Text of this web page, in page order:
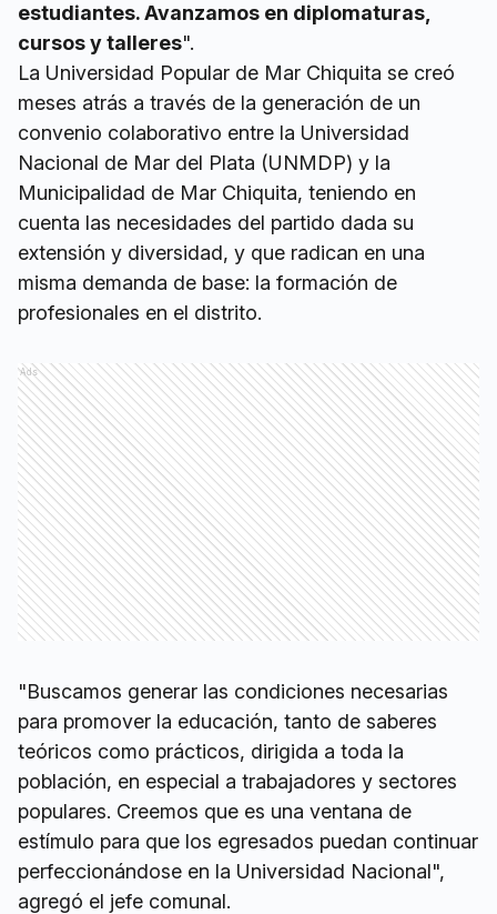
estudiantes. Avanzamos en diplomaturas,
cursos y talleres".
La Universidad Popular de Mar Chiquita se creó
meses atrás a través de la generación de un
convenio colaborativo entre la Universidad
Nacional de Mar del Plata (UNMDP) y la
Municipalidad de Mar Chiquita, teniendo en
cuenta las necesidades del partido dada su
extensión y diversidad, y que radican en una
misma demanda de base: la formación de
profesionales en el distrito.
Ads
"Buscamos generar las condiciones necesarias
para promover la educación, tanto de saberes
teóricos como prácticos, dirigida a toda la
población, en especial a trabajadores y sectores
populares. Creemos que es una ventana de
estímulo para que los egresados puedan continuar
perfeccionándose en la Universidad Nacional",
agregó el jefe comunal.